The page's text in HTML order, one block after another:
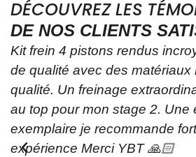
DÉCOUVREZ LES
DE NOS CLIENTS
Kit frein 4 pistons rendus
de qualité avec des matériaux
qualité. Un freinage
au top pour mon stage 2. Une
exemplaire je recommande
expérience Merci YBT 🙏🏻